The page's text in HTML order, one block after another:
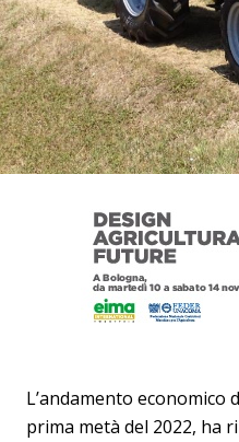
L’andamento economico
prima metà del 2022, ha